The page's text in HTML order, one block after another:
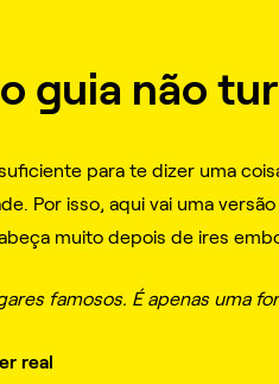
guia não
para te dizer uma
Por isso, aqui vai uma
muito depois de ires
famosos. É apenas uma
real